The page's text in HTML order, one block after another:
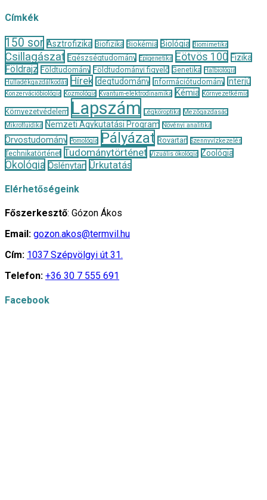
Címkék
150 sor Asztrofizika Biofizika Biokémia Biológia Biomimetika
Csillagászat Egészségtudomány Epigenetika Eötvös 100 Fizika
Földrajz Földtudomány Földtudományi figyelő Genetika
Halbiológia
Hulladékgazdálkodás
Hírek Idegtudomány Információtudomány Interjú
Konzervációbiológia Kozmológia Kvantum-elektrodinamika Kémia Környezetkémia
Környezetvédelem Lapszám Légköroptika
Mezőgazdaság
Mikrofluidika
Nemzeti Agykutatási Program Növényi analitika
Orvostudomány Pomológia Pályázat Rovartan Szennyvízkezelés
Technikatörténet Tudománytörténet Vizuális ökológia Zoológia
Ökológia Őslénytan Űrkutatás
Elérhetőségeink
Főszerkesztő: Gózon Ákos
Email: gozon.akos@termvil.hu
Cím: 1037 Szépvölgyi út 31.
Telefon: +36 30 7 555 691
Facebook